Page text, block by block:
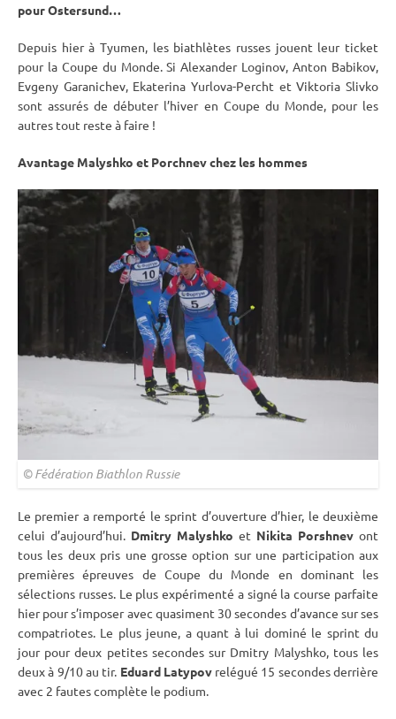
pour Ostersund…
Depuis hier à Tyumen, les biathlètes russes jouent leur ticket
pour la Coupe du Monde. Si Alexander Loginov, Anton Babikov,
Evgeny Garanichev, Ekaterina Yurlova-Percht et Viktoria Slivko
sont assurés de débuter l’hiver en Coupe du Monde, pour les
autres tout reste à faire !
Avantage Malyshko et Porchnev chez les hommes
© Fédération Biathlon Russie
Le premier a remporté lesprint d’ouverture d’hier, le deuxième
celui d’aujourd’hui. Dmitry Malyshko et Nikita Porshnev ont
tous les deux pris une grosse option sur une participation aux
premières épreuves de Coupe du Monde en dominant les
sélections russes. Le plus expérimenté a signé la course parfaite
hier pour s’imposer avec quasiment 30 secondes d’avance sur ses
compatriotes. Le plus jeune, a quant à lui dominé le sprint du
jour pour deux petites secondes sur Dmitry Malyshko, tous les
deux à 9/10 au tir. Eduard Latypovrelégué 15 secondes derrière
avec 2 fautes complète le podium.